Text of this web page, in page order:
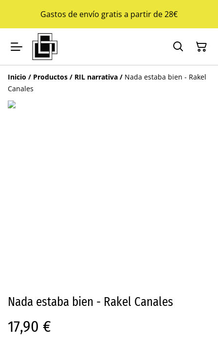
Gastos de envío gratis a partir de 28€
Inicio / Productos / RIL narrativa / Nada estaba bien - Rakel
Canales
Nada estaba bien - Rakel Canales
17,90 €